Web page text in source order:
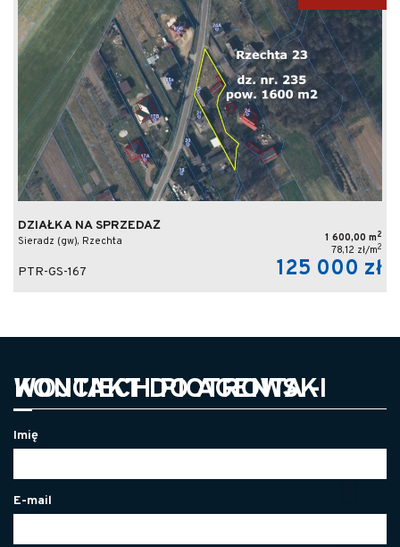
DZIAŁKA NA SPRZEDAŻ
Sieradz (gw), Rzechta 1 600,00 m 2
78,12 zł/m2
PTR-GS-167 125 000 zł
KONTAKT DO AGENTA - WOJCIECH PIOTROWSKI
Imię
E-mail